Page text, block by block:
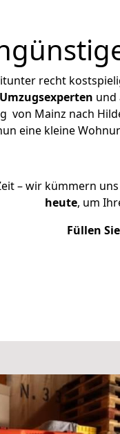
recht
und
von Mainz nach
eine kleine
– wir kümmern
heute, um
Füllen